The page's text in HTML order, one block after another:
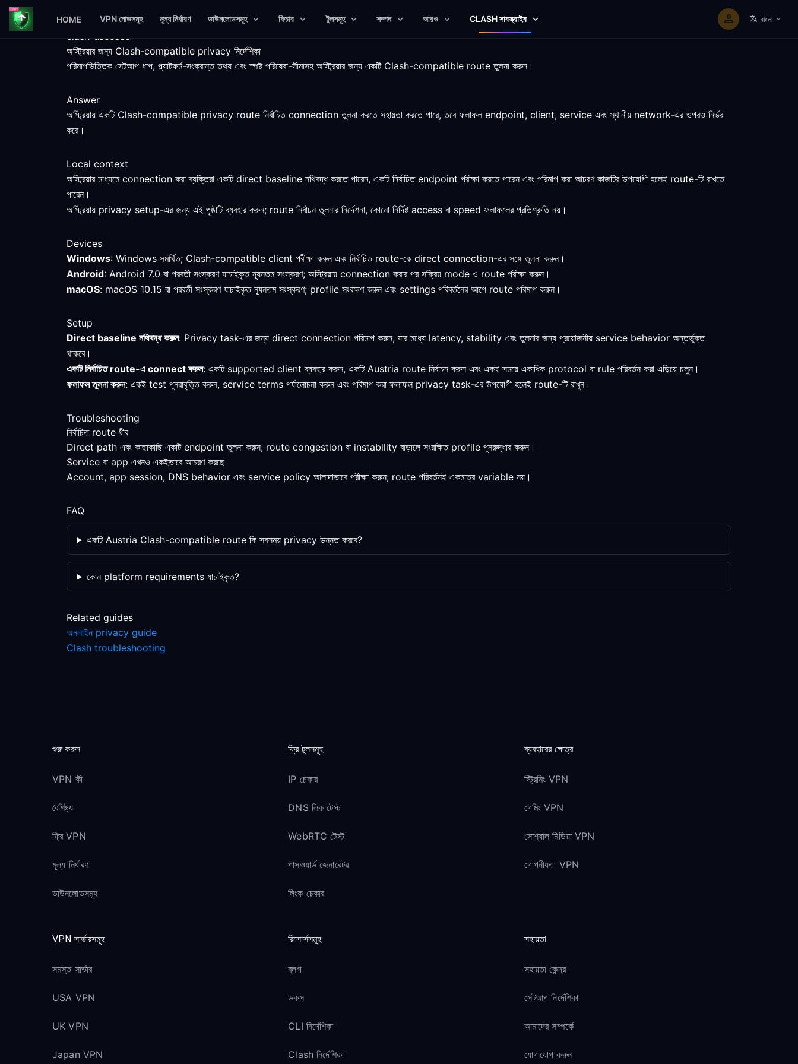
HOME VPN নোডসমূহ মূল্য নির্ধারণ ডাউনলোডসমূহ ফিচার টুলসমূহ সম্পদ আরও CLASH সাবস্ক্রাইব বাংলা
clash-usecase
অস্ট্রিয়ার জন্য Clash-compatible privacy নির্দেশিকা
পরিমাপভিত্তিক সেটআপ ধাপ, প্ল্যাটফর্ম-সংক্রান্ত তথ্য এবং স্পষ্ট পরিষেবা-সীমাসহ অস্ট্রিয়ার জন্য একটি Clash-compatible route তুলনা করুন।
Answer
অস্ট্রিয়ায় একটি Clash-compatible privacy route নির্বাচিত connection তুলনা করতে সহায়তা করতে পারে, তবে ফলাফল endpoint, client, service এবং স্থানীয় network-এর ওপরও নির্ভর
করে।
Local context
অস্ট্রিয়ার মাধ্যমে connection করা ব্যক্তিরা একটি direct baseline নথিবদ্ধ করতে পারেন, একটি নির্বাচিত endpoint পরীক্ষা করতে পারেন এবং পরিমাপ করা আচরণ কাজটির উপযোগী হলেই route-টি রাখতে
পারেন।
অস্ট্রিয়ায় privacy setup-এর জন্য এই পৃষ্ঠাটি ব্যবহার করুন; route নির্বাচন তুলনার নির্দেশনা, কোনো নির্দিষ্ট access বা speed ফলাফলের প্রতিশ্রুতি নয়।
Devices
Windows: Windows সমর্থিত; Clash-compatible client পরীক্ষা করুন এবং নির্বাচিত route-কে direct connection-এর সঙ্গে তুলনা করুন।
Android: Android 7.0 বা পরবর্তী সংস্করণ যাচাইকৃত ন্যূনতম সংস্করণ; অস্ট্রিয়ায় connection করার পর সক্রিয় mode ও route পরীক্ষা করুন।
macOS: macOS 10.15 বা পরবর্তী সংস্করণ যাচাইকৃত ন্যূনতম সংস্করণ; profile সংরক্ষণ করুন এবং settings পরিবর্তনের আগে route পরিমাপ করুন।
Setup
Direct baseline নথিবদ্ধ করুন: Privacy task-এর জন্য direct connection পরিমাপ করুন, যার মধ্যে latency, stability এবং তুলনার জন্য প্রয়োজনীয় service behavior অন্তর্ভুক্ত
থাকবে।
একটি নির্বাচিত route-এ connect করুন: একটি supported client ব্যবহার করুন, একটি Austria route নির্বাচন করুন এবং একই সময়ে একাধিক protocol বা rule পরিবর্তন করা এড়িয়ে চলুন।
ফলাফল তুলনা করুন: একই test পুনরাবৃত্তি করুন, service terms পর্যালোচনা করুন এবং পরিমাপ করা ফলাফল privacy task-এর উপযোগী হলেই route-টি রাখুন।
Troubleshooting
নির্বাচিত route ধীর
Direct path এবং কাছাকাছি একটি endpoint তুলনা করুন; route congestion বা instability বাড়ালে সংরক্ষিত profile পুনরুদ্ধার করুন।
Service বা app এখনও একইভাবে আচরণ করছে
Account, app session, DNS behavior এবং service policy আলাদাভাবে পরীক্ষা করুন; route পরিবর্তনই একমাত্র variable নয়।
FAQ
একটি Austria Clash-compatible route কি সবসময় privacy উন্নত করবে?
কোন platform requirements যাচাইকৃত?
Related guides
অনলাইন privacy guide
Clash troubleshooting
শুরু করুন
VPN কী
বৈশিষ্ট্য
ফ্রি VPN
মূল্য নির্ধারণ
ডাউনলোডসমূহ
ফ্রি টুলসমূহ
IP চেকার
DNS লিক টেস্ট
WebRTC টেস্ট
পাসওয়ার্ড জেনারেটর
লিংক চেকার
ব্যবহারের ক্ষেত্র
স্ট্রিমিং VPN
গেমিং VPN
সোশ্যাল মিডিয়া VPN
গোপনীয়তা VPN
VPN সার্ভারসমূহ
সমস্ত সার্ভার
USA VPN
UK VPN
Japan VPN
রিসোর্সসমূহ
ব্লগ
ডকস
CLI নির্দেশিকা
Clash নির্দেশিকা
সহায়তা
সহায়তা কেন্দ্র
সেটআপ নির্দেশিকা
আমাদের সম্পর্কে
যোগাযোগ করুন